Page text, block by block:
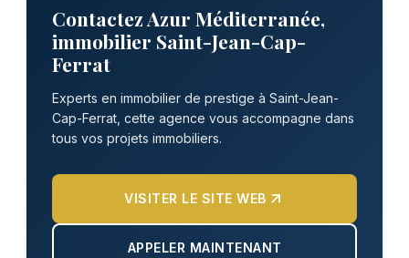
Contactez Azur Méditerranée,
immobilier Saint-Jean-Cap-
Ferrat
Experts en immobilier de prestige à Saint-Jean-
Cap-Ferrat, cette agence vous accompagne dans
tous vos projets immobiliers.
VISITER LE SITE WEB
APPELER MAINTENANT